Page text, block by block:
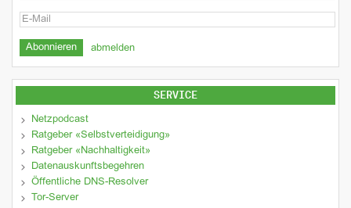
abmelden
SERVICE
Netzpodcast
Ratgeber «Selbstverteidigung»
Ratgeber «Nachhaltigkeit»
Datenauskunftsbegehren
Öffentliche DNS-Resolver
Tor-Server